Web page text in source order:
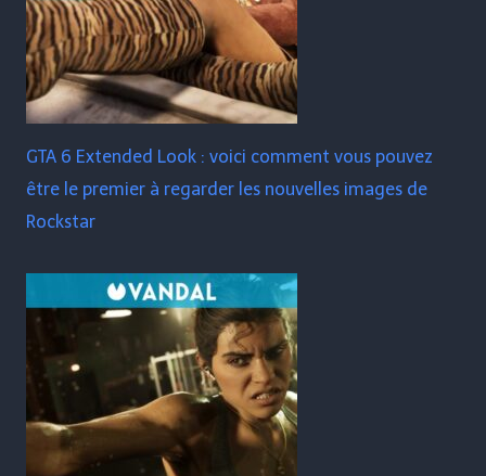
GTA 6 Extended Look : voici comment vous pouvez
être le premier à regarder les nouvelles images de
Rockstar